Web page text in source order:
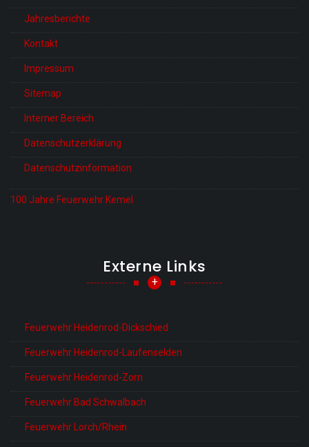
Jahresberichte
Kontakt
Impressum
Sitemap
Interner Bereich
Datenschutzerklärung
Datenschutzinformation
100 Jahre Feuerwehr Kemel
Externe Links
+
Feuerwehr Heidenrod-Dickschied
Feuerwehr Heidenrod-Laufenselden
Feuerwehr Heidenrod-Zorn
Feuerwehr Bad Schwalbach
Feuerwehr Lorch/Rhein